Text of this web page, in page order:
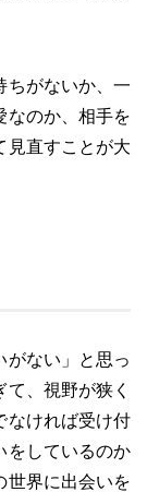
ちがないか、一
なのか、相手を
見直すことが大
がない」と思っ
、視野が狭く
なければ受け付
をしているのか
世界に出会いを